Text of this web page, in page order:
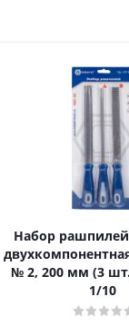
Набор
№ 2, 200 мм (3
1/10